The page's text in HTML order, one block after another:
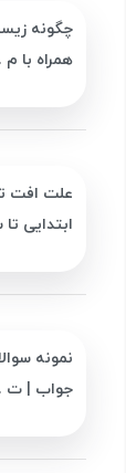
چگونه
همراه با م
علت افت
ابتدایی
جواب | ت